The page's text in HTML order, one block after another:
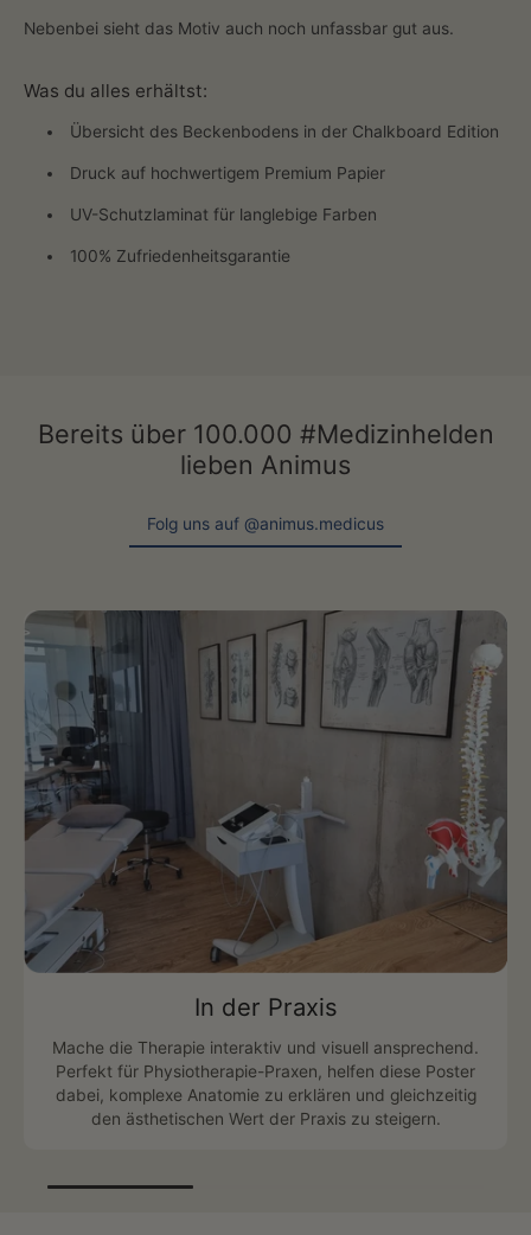
Nebenbei sieht das Motiv auch noch unfassbar gut aus.
Was du alles erhältst:
Übersicht des Beckenbodens in der Chalkboard Edition
Druck auf hochwertigem Premium Papier
UV-Schutzlaminat für langlebige Farben
100% Zufriedenheitsgarantie
Bereits über 100.000 #Medizinhelden
lieben Animus
Folg uns auf @animus.medicus
Folg uns auf @animus.medicus
In der Praxis
Mache die Therapie interaktiv und visuell ansprechend.
Perfekt für Physiotherapie-Praxen, helfen diese Poster
dabei, komplexe Anatomie zu erklären und gleichzeitig
den ästhetischen Wert der Praxis zu steigern.